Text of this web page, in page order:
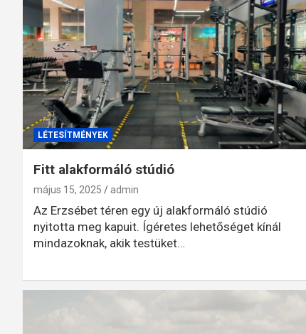
LÉTESÍTMÉNYEK
Fitt alakformáló stúdió
május 15, 2025 admin
Az Erzsébet téren egy új alakformáló stúdió
nyitotta meg kapuit. Ígéretes lehetőséget kínál
mindazoknak, akik testüket…